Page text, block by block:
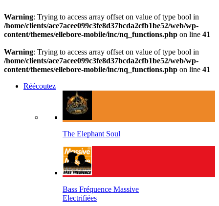
Warning: Trying to access array offset on value of type bool in
/home/clients/ace7acee099c3fe8d37bcda2cfb1be52/web/wp-
content/themes/ellebore-mobile/inc/nq_functions.php on line 41
Warning: Trying to access array offset on value of type bool in
/home/clients/ace7acee099c3fe8d37bcda2cfb1be52/web/wp-
content/themes/ellebore-mobile/inc/nq_functions.php on line 41
Réécoutez
The Elephant Soul
Bass Fréquence Massive
Electrifiées